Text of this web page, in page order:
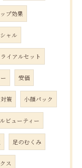
プ効果
ャル
ライアルセット
安価
策 小顔パック
ビューティー
足のむくみ
ス